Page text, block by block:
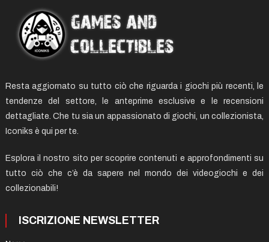
Resta aggiornato su tutto ciò che riguarda i giochi più recenti, le
tendenze del settore, le anteprime esclusive e le recensioni
dettagliate. Che tu sia un appassionato di giochi, un collezionista,
Iconiks è qui per te.
Esplora il nostro sito per scoprire contenuti e approfondimenti su
tutto ciò che c’è da sapere nel mondo dei videogiochi e dei
collezionabili!
ISCRIZIONE NEWSLETTER